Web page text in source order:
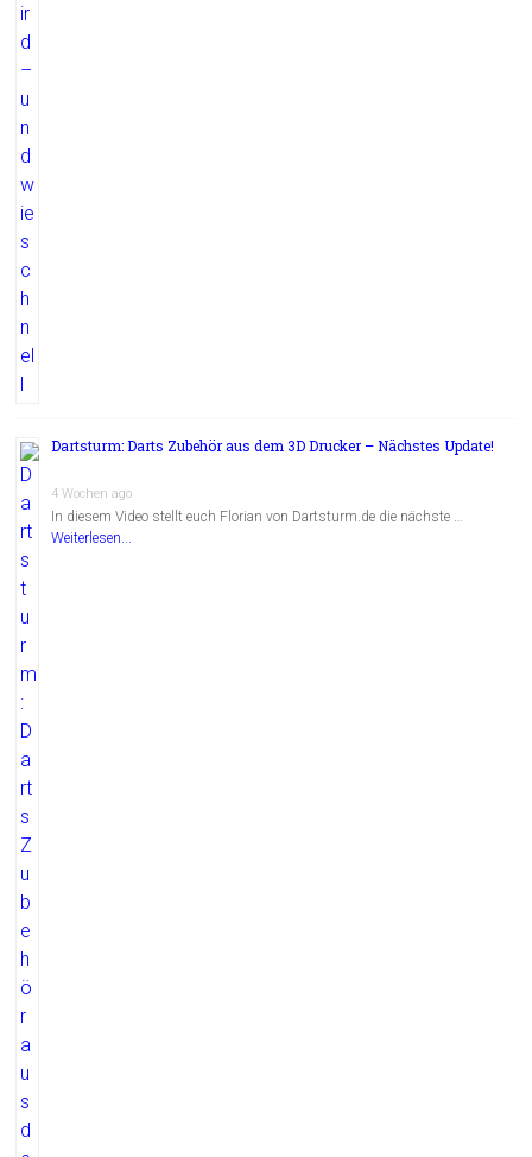
Dartsturm: Darts Zubehör aus dem 3D Drucker – Nächstes Update!
4 Wochen ago
In diesem Video stellt euch Florian von Dartsturm.de die nächste …
Weiterlesen...